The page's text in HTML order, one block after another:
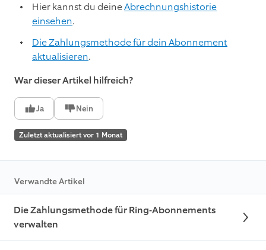
Hier kannst du deineAbrechnungshistorie
einsehen.
Die Zahlungsmethode für dein Abonnement
aktualisieren.
War dieser Artikel hilfreich?
Ja Nein
Zuletzt aktualisiert vor 1 Monat
Verwandte Artikel
Die Zahlungsmethode für Ring-Abonnements
verwalten